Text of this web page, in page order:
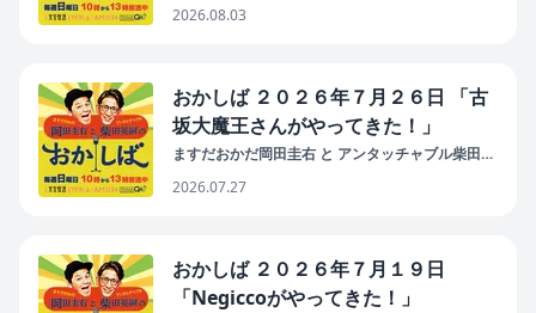
2026.08.03
おかしば ２０２６年７月２６日 「古
坂大魔王さんがやってきた！」
ますだおかだ岡田圭右 と アンタッチャブル柴田英
2026.07.27
おかしば ２０２６年７月１９日
「Negiccoがやってきた！」